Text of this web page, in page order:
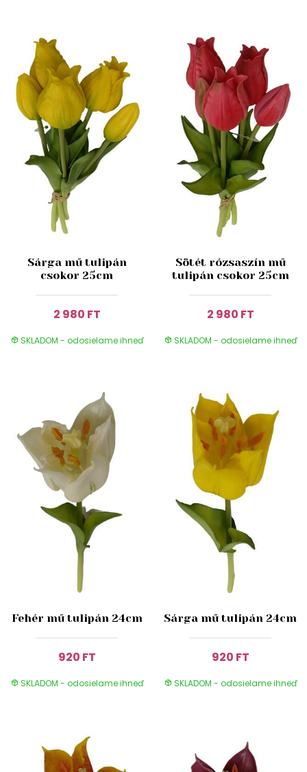
Sárga mű tulipán
csokor 25cm
2 980 FT
SKLADOM - odosielame ihneď
Sötét rózsaszín mű
tulipán csokor 25cm
2 980 FT
SKLADOM - odosielame ihneď
Fehér mű tulipán 24cm
920 FT
SKLADOM - odosielame ihneď
Sárga mű tulipán 24cm
920 FT
SKLADOM - odosielame ihneď